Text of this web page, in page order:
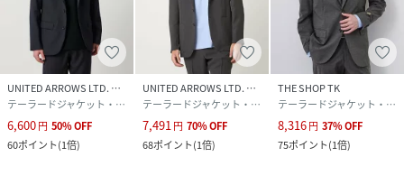
UNITED ARROWS LTD. OUTLET
テーラードジャケット・ブレザー
6,600円 50%OFF
60ポイント(1倍)
UNITED ARROWS LTD. OUTLET
テーラードジャケット・ブレザー
7,491 円 70%OFF
68ポイント(1倍)
THE SHOP TK
テーラードジャケット・ブレザー
8,316円 37%OFF
75ポイント(1倍)